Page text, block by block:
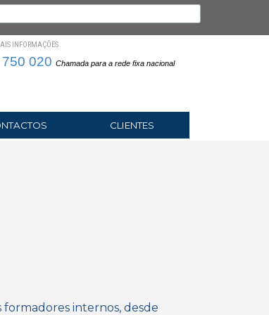
CLIENTES
INFORMAÇÕES
020 Chamada para a rede fixa nacional
formadores internos, desde